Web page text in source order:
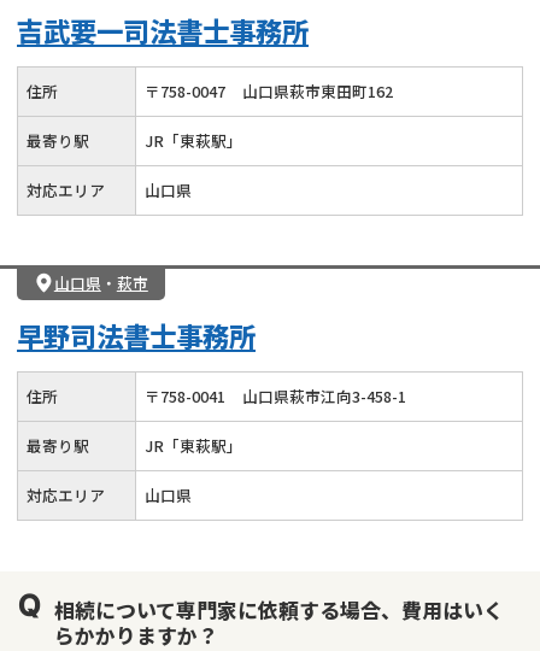
吉武要一司法書士事務所
住所 〒758-0047 山口県萩市東田町162
最寄り駅 JR「東萩駅」
対応エリア 山口県
山口県 ・ 萩市
早野司法書士事務所
住所 〒758-0041 山口県萩市江向3-458-1
最寄り駅 JR「東萩駅」
対応エリア 山口県
相続について専門家に依頼する場合、費用はいく
らかかりますか？